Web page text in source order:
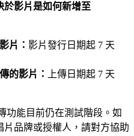
於影片是如何新增至
片： 影片發行日期起 7 天
的影片：
上傳日期起 7 天
功能目前仍在測試階段。如
品牌或授權人，請對方協助